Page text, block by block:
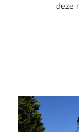
deze